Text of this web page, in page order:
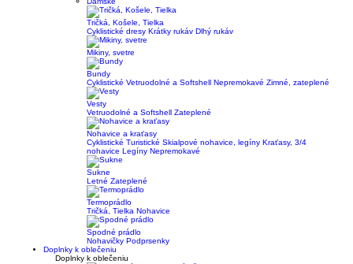
Tričká, Košele, Tielka
Cyklistické dresy Krátky rukáv Dlhý rukáv
Mikiny, svetre
Bundy
Cyklistické Vetruodolné a Softshell Nepremokavé Zimné, zateplené
Vesty
Vetruodolné a Softshell Zateplené
Nohavice a kraťasy
Cyklistické Turistické Skialpové nohavice, legíny Kraťasy, 3/4
nohavice Legíny Nepremokavé
Sukne
Letné Zateplené
Termoprádlo
Tričká, Tielka Nohavice
Spodné prádlo
Nohavičky Podprsenky
Doplnky k oblečeniu
Doplnky k oblečeniu